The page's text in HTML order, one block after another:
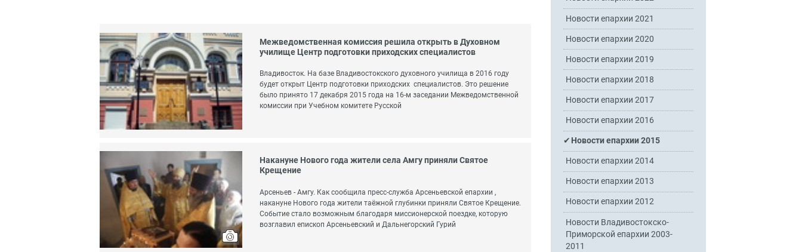
Межведомственная комиссия решила открыть в Духовном
училище Центр подготовки приходских специалистов
Владивосток. На базе Владивостокского духовного училища в 2016 году
будет открыт Центр подготовки приходских специалистов. Это решение
было принято 17 декабря 2015 года на 16-м заседании Межведомственной
комиссии при Учебном комитете Русской
Накануне Нового года жители села Амгу приняли Святое
Крещение
Арсеньев - Амгу. Как сообщила пресс-служба Арсеньевской епархии ,
накануне Нового года жители таёжной глубинки приняли Святое Крещение.
Событие стало возможным благодаря миссионерской поездке, которую
возглавил епископ Арсеньевский и Дальнегорский Гурий
Новости епархии 2021
Новости епархии 2020
Новости епархии 2019
Новости епархии 2018
Новости епархии 2017
Новости епархии 2016
Новости епархии 2015
Новости епархии 2014
Новости епархии 2013
Новости епархии 2012
Новости Владивостокско-
Приморской епархии 2003-
2011